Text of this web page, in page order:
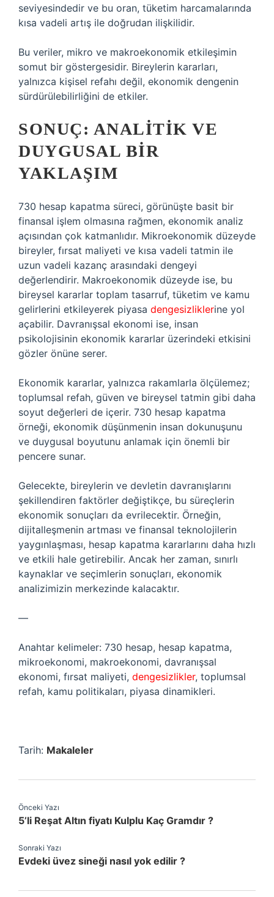
seviyesindedir ve bu oran, tüketim harcamalarında
kısa vadeli artış ile doğrudan ilişkilidir.
Bu veriler, mikro ve makroekonomik etkileşimin
somut bir göstergesidir. Bireylerin kararları,
yalnızca kişisel refahı değil, ekonomik dengenin
sürdürülebilirliğini de etkiler.
SONUÇ: ANALITIK VE
DUYGUSAL BIR
YAKLAŞIM
730 hesap kapatma süreci, görünüşte basit bir
finansal işlem olmasına rağmen, ekonomik analiz
açısından çok katmanlıdır. Mikroekonomik düzeyde
bireyler, fırsat maliyeti ve kısa vadeli tatmin ile
uzun vadeli kazanç arasındaki dengeyi
değerlendirir. Makroekonomik düzeyde ise, bu
bireysel kararlar toplam tasarruf, tüketim ve kamu
gelirlerini etkileyerek piyasa dengesizliklerine yol
açabilir. Davranışsal ekonomi ise, insan
psikolojisinin ekonomik kararlar üzerindeki etkisini
gözler önüne serer.
Ekonomik kararlar, yalnızca rakamlarla ölçülemez;
toplumsal refah, güven ve bireysel tatmin gibi daha
soyut değerleri de içerir. 730 hesap kapatma
örneği, ekonomik düşünmenin insan dokunuşunu
ve duygusal boyutunu anlamak için önemli bir
pencere sunar.
Gelecekte, bireylerin ve devletin davranışlarını
şekillendiren faktörler değiştikçe, bu süreçlerin
ekonomik sonuçları da evrilecektir. Örneğin,
dijitalleşmenin artması ve finansal teknolojilerin
yaygınlaşması, hesap kapatma kararlarını daha hızlı
ve etkili hale getirebilir. Ancak her zaman, sınırlı
kaynaklar ve seçimlerin sonuçları, ekonomik
analizimizin merkezinde kalacaktır.
—
Anahtar kelimeler: 730 hesap, hesap kapatma,
mikroekonomi, makroekonomi, davranışsal
ekonomi, fırsat maliyeti, dengesizlikler, toplumsal
refah, kamu politikaları, piyasa dinamikleri.
Tarih: Makaleler
Önceki Yazı
5’li Reşat Altın fiyatı Kulplu Kaç Gramdır ?
Sonraki Yazı
Evdeki üvez sineği nasıl yok edilir ?